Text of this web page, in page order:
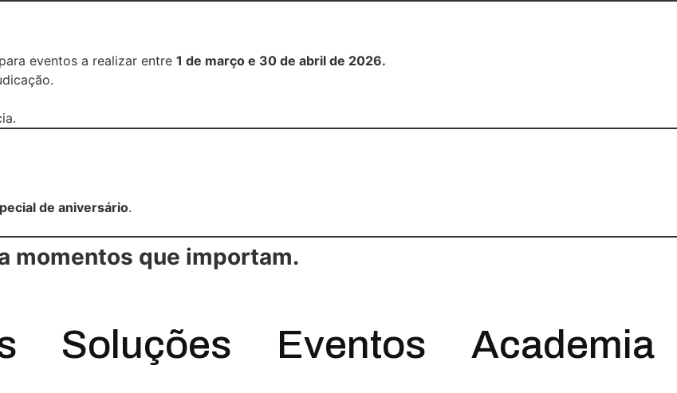
eventos a realizar entre 1 de março e 30 de abril de 2026.
de aniversário.
momentos que importam.
Soluções Eventos
Academia